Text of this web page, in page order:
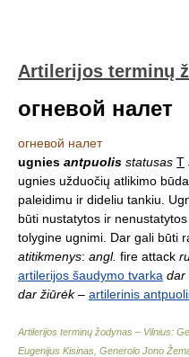
Artilerijos terminų
oгневой налет
oгневой налет
ugnies antpuolis statusas T
ugnies užduočių atlikimo
paleidimu ir dideliu tankiu.
būti nustatytos ir
tolygine ugnimi. Dar gali būti
atitikmenys: angl. fire attack
artilerijos šaudymo tvarka dar
dar žiūrėk– artilerinis
Artilerijos terminų žodynas – Vilnius:
Eugenijus Kisinas, Generolo Jono